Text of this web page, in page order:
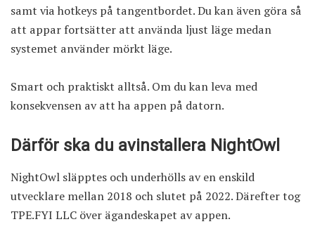
samt via hotkeys på tangentbordet. Du kan även göra så
att appar fortsätter att använda ljust läge medan
systemet använder mörkt läge.
Smart och praktiskt alltså. Om du kan leva med
konsekvensen av att ha appen på datorn.
Därför ska du avinstallera NightOwl
NightOwl släpptes och underhölls av en enskild
utvecklare mellan 2018 och slutet på 2022. Därefter tog
TPE.FYI LLC över ägandeskapet av appen.